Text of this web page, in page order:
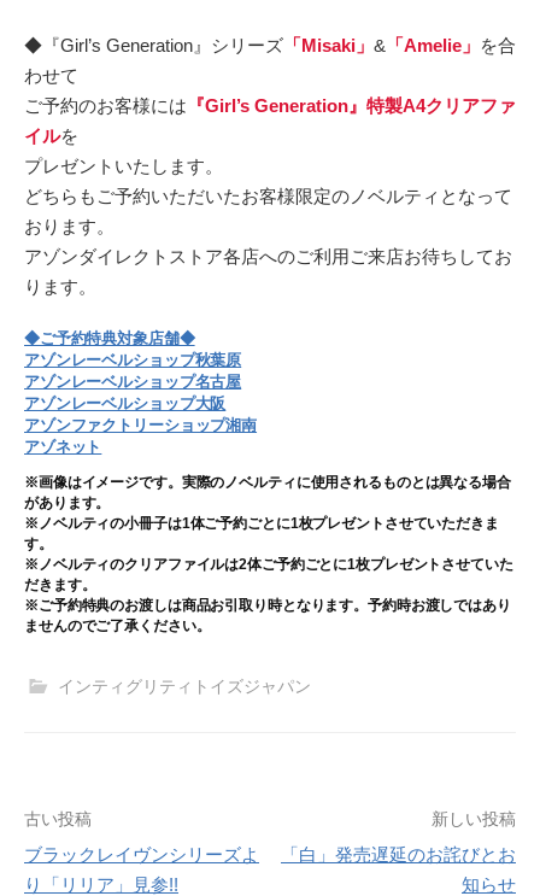
◆『Girl’s Generation』シリーズ 「Misaki」 & 「Amelie」 を合
わせて
ご予約のお客様には 『Girl’s Generation』特製A4クリアファ
イルを
プレゼントいたします。
どちらもご予約いただいたお客様限定のノベルティとなって
おります。
アゾンダイレクトストア各店へのご利用ご来店お待ちしてお
ります。
◆ご予約特典対象店舗◆
アゾンレーベルショップ秋葉原
アゾンレーベルショップ名古屋
アゾンレーベルショップ大阪
アゾンファクトリーショップ湘南
アゾネット
※画像はイメージです。実際のノベルティに使用されるものとは異なる場合
があります。
※ノベルティの小冊子は1体ご予約ごとに1枚プレゼントさせていただきま
す。
※ノベルティのクリアファイルは2体ご予約ごとに1枚プレゼントさせていた
だきます。
※ご予約特典のお渡しは商品お引取り時となります。予約時お渡しではあり
ませんのでご了承ください。
インティグリティトイズジャパン
投
稿
古い投稿
ブラックレイヴンシリーズよ
り「リリア」見参!!
新しい投稿
「白」発売遅延のお詫びとお
知らせ